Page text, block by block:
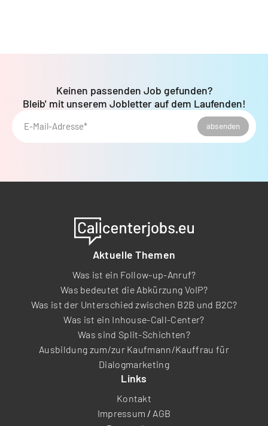
E-Mail-Adresse* absenden
Keinen passenden Job gefunden?
Bleib' mit unserem Jobletter auf dem Laufenden!
Aktuelle Themen
Was ist ein Follow-up-Anruf?
Was bedeutet die Abkürzung VoIP?
Was ist der Unterschied zwischen B2B und B2C?
Was ist ein Inhouse-Call-Center?
Was sind Split-Schichten?
Ausbildung zum/zur Kaufmann/Kauffrau für
Dialogmarketing
Links
Kontakt
Impressum / AGB